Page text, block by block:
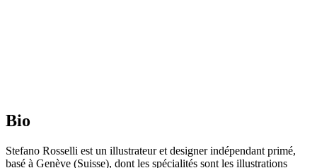
Bio
Stefano Rosselli est un illustrateur et designer indépendant primé,
basé à Genève (Suisse), dont les spécialités sont les illustrations